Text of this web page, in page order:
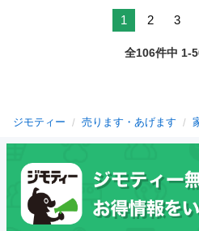
1 2 3
全106件中 1-
ジモティー 売ります・あげます